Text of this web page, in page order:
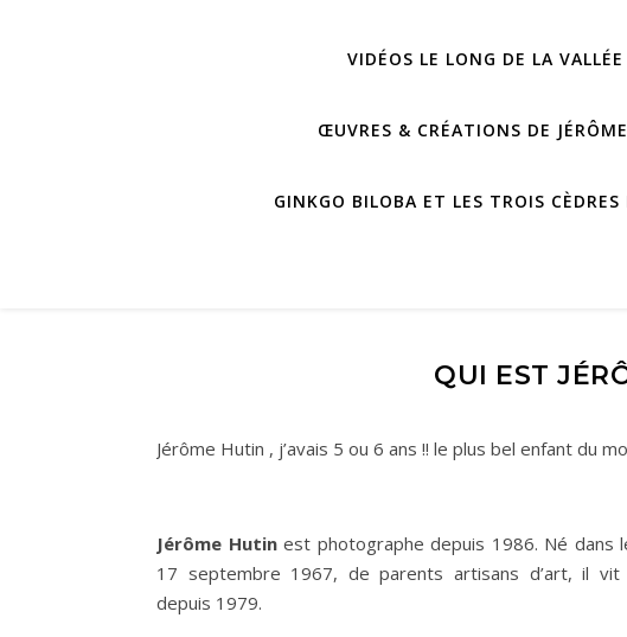
VIDÉOS LE LONG DE LA
ŒUVRES & CRÉATIONS DE
GINKGO BILOBA ET LES TROIS
QUI EST
Jérôme Hutin , j’avais 5 ou 6 ans !! le plus bel enfant du
Jérôme Hutinest photographe depuis 1986. Né dans
17 septembre 1967, de parents artisans d’art, il vit
depuis 1979.